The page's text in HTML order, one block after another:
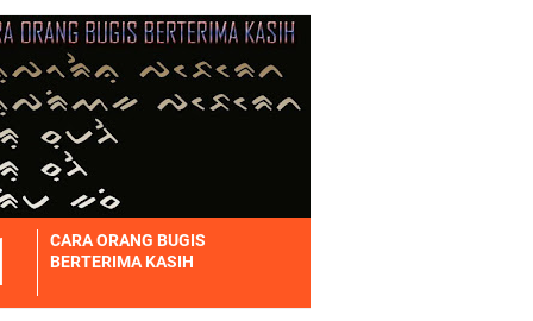
CARA ORANG BUGIS
BERTERIMA KASIH